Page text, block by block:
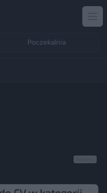
Poczekalnia